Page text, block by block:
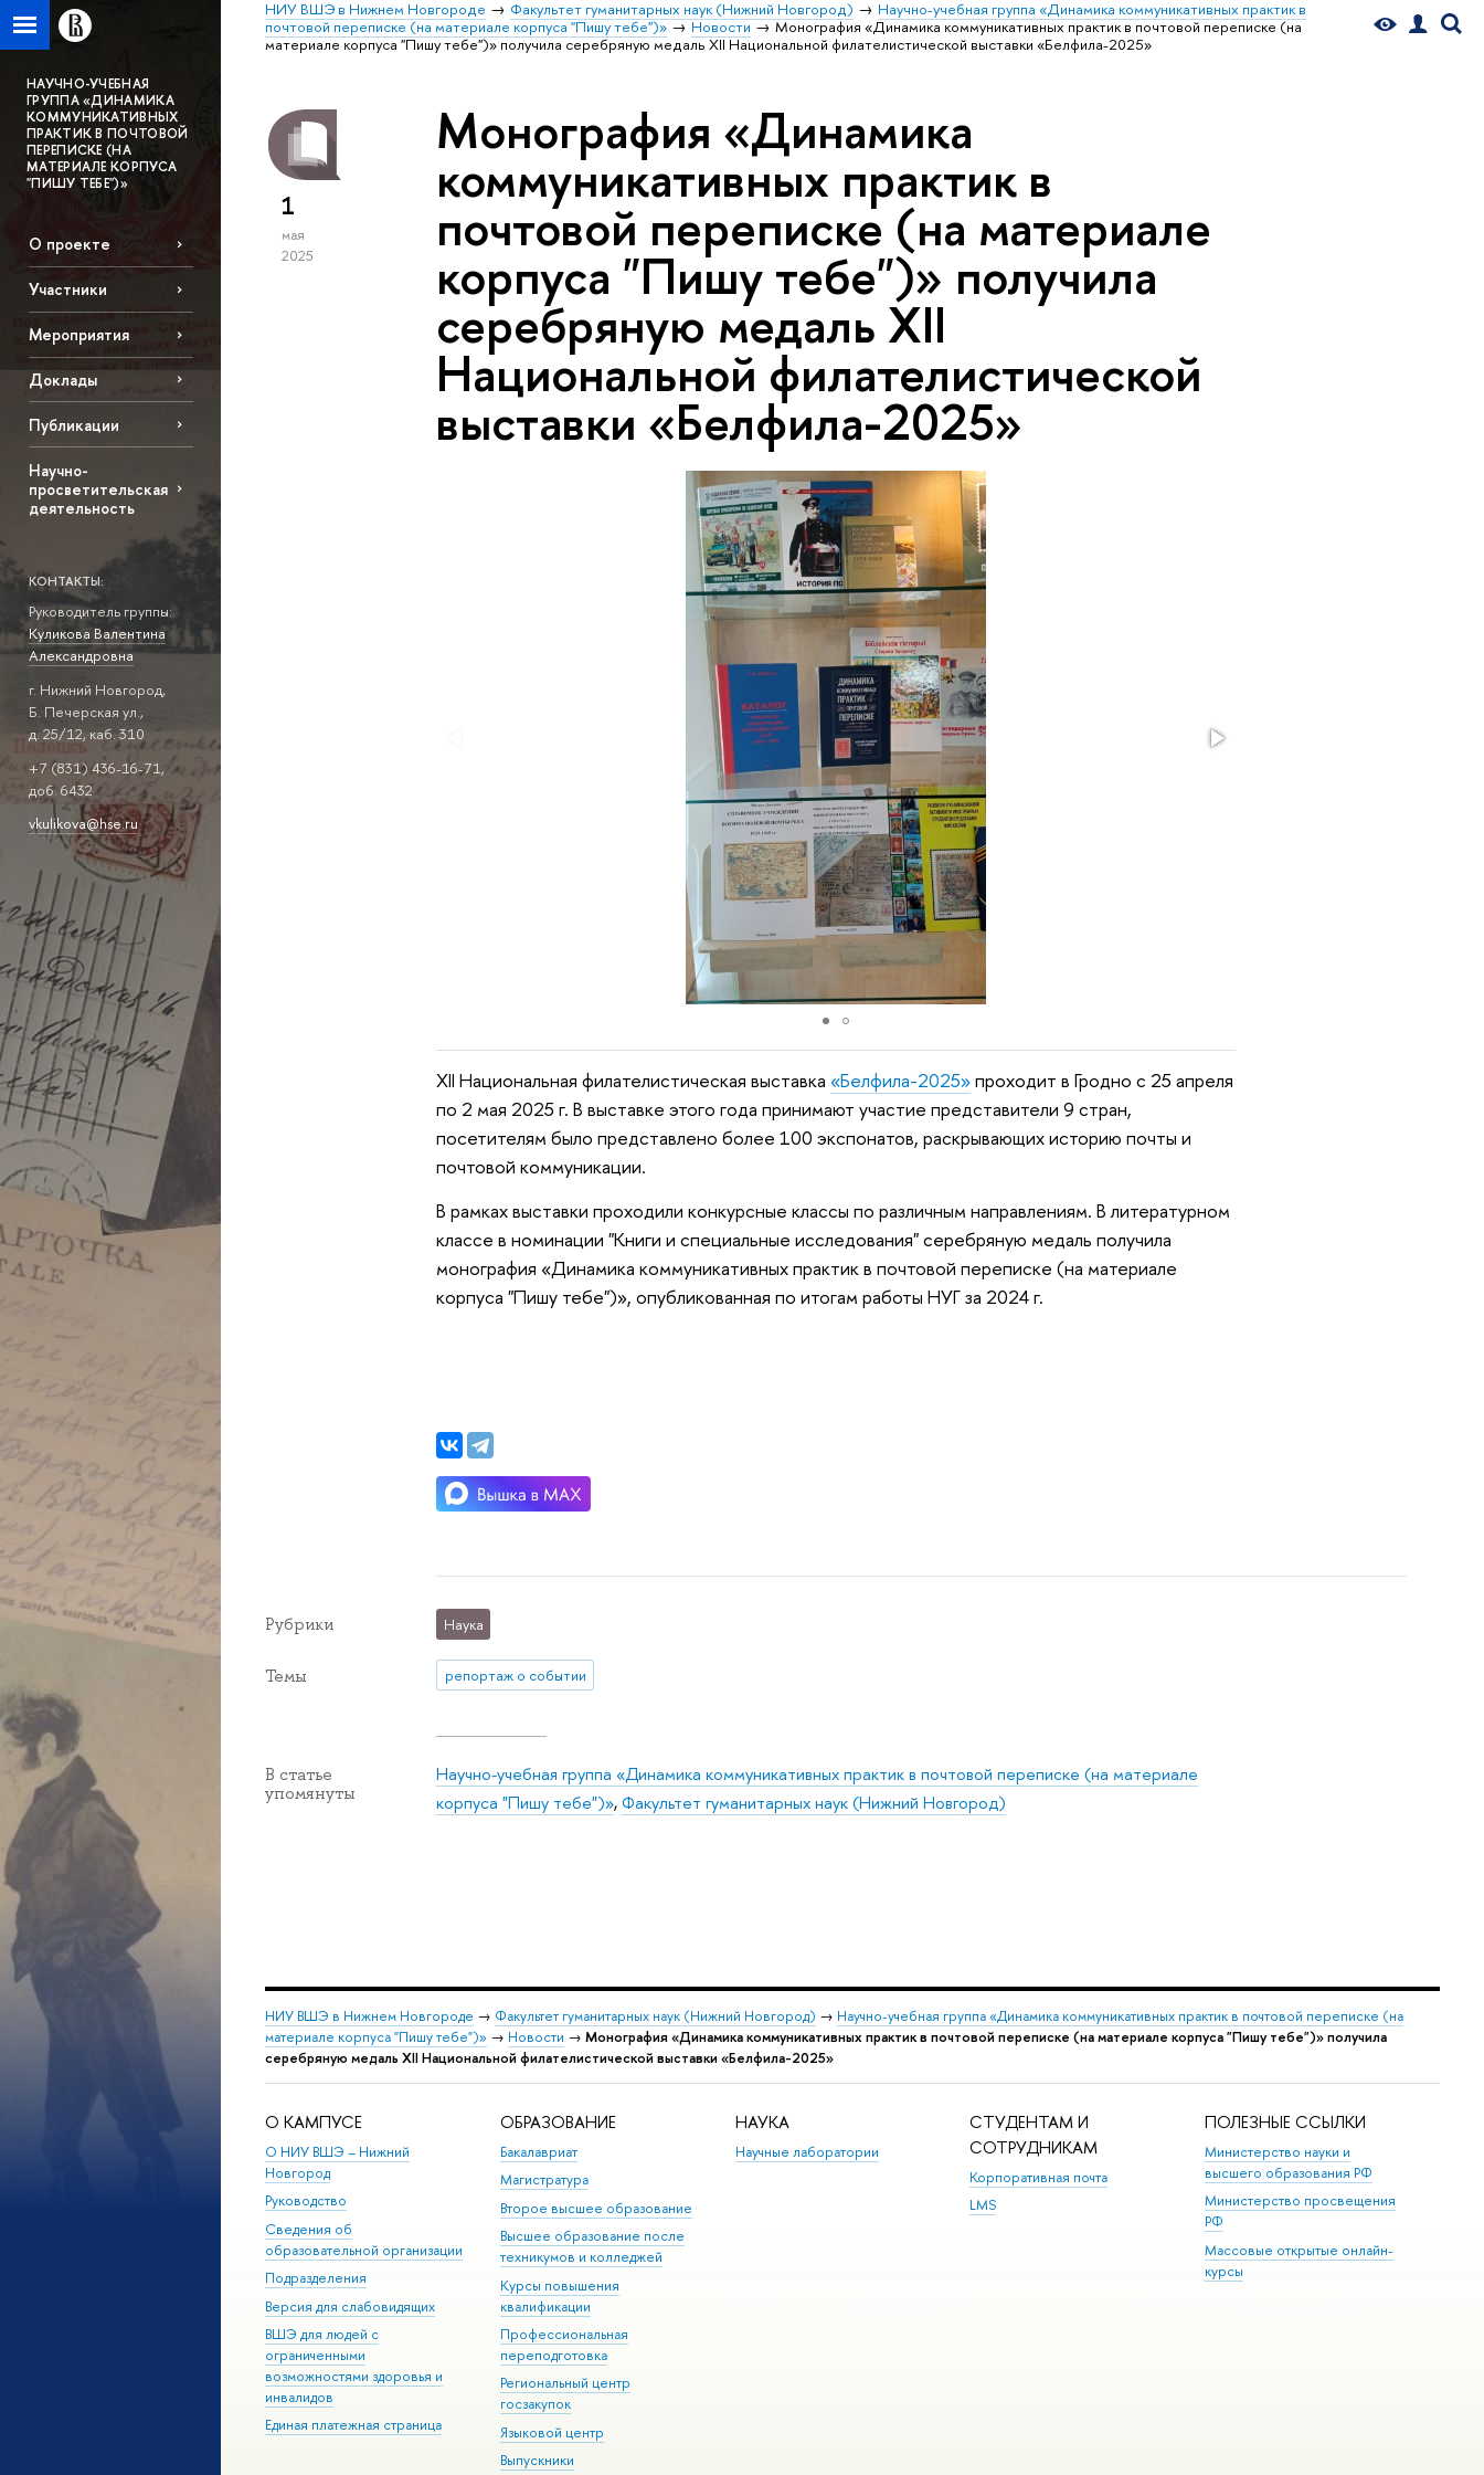
НИУ ВШЭ в Нижнем Новгороде Факультет гуманитарных наук (Нижний Новгород)
Научно-учебная группа «Динамика коммуникативных практик в
почтовой переписке (на материале корпуса "Пишу тебе")»
Новости
Монография «Динамика коммуникативных практик в почтовой переписке (на
материале корпуса "Пишу тебе")» получила серебряную медаль XII Национальной филателистической выставки «Белфила-2025»
НАУЧНО-УЧЕБНАЯ
ГРУППА «ДИНАМИКА
КОММУНИКАТИВНЫХ
ПРАКТИК В ПОЧТОВОЙ
ПЕРЕПИСКЕ (НА
МАТЕРИАЛЕ КОРПУСА
"ПИШУ ТЕБЕ")»
О проекте
Участники
Мероприятия
Доклады
Публикации
Научно-
просветительская
деятельность
КОНТАКТЫ:
Руководитель группы:
Куликова Валентина
Александровна
г. Нижний Новгород,
Б. Печерская ул.,
д. 25/12, каб. 310
+7 (831) 436-16-71,
доб. 6432
vkulikova@hse.ru
1
мая
2025
Монография «Динамика
коммуникативных практик в
почтовой переписке (на материале
корпуса "Пишу тебе")» получила
серебряную медаль XII
Национальной филателистической
выставки «Белфила-2025»
XII Национальная филателистическая выставка «Белфила-2025»проходит в Гродно с 25 апреля
по 2 мая 2025 г. В выставке этого года принимают участие представители 9 стран,
посетителям было представлено более 100 экспонатов, раскрывающих историю почты и
почтовой коммуникации.
В рамках выставки проходили конкурсные классы по различным направлениям. В литературном
классе в номинации "Книги и специальные исследования" серебряную медаль получила
монография «Динамика коммуникативных практик в почтовой переписке (на материале
корпуса "Пишу тебе")», опубликованная по итогам работы НУГ за 2024 г.
Рубрики Наука
Темы репортаж о событии
В статье
упомянуты
Научно-учебная группа «Динамика коммуникативных практик в почтовой переписке (на материале
корпуса "Пишу тебе")»,Факультет гуманитарных наук (Нижний Новгород)
НИУ ВШЭ в Нижнем Новгороде → Факультет гуманитарных наук (Нижний Новгород) → Научно-учебная группа «Динамика коммуникативных практик в почтовой переписке (на
материале корпуса "Пишу тебе")» → Новости → Монография «Динамика коммуникативных практик в почтовой переписке (на материале корпуса "Пишу тебе")» получила
серебряную медаль XII Национальной филателистической выставки «Белфила-2025»
О КАМПУСЕ
О НИУ ВШЭ – Нижний
Новгород
Руководство
Сведения об
образовательной организации
Подразделения
Версия для слабовидящих
ВШЭ для людей с
ограниченными
возможностями здоровья и
инвалидов
Единая платежная страница
ОБРАЗОВАНИЕ
Бакалавриат
Магистратура
Второе высшее образование
Высшее образование после
техникумов и колледжей
Курсы повышения
квалификации
Профессиональная
переподготовка
Региональный центр
госзакупок
Языковой центр
Выпускники
НАУКА
Научные лаборатории
СТУДЕНТАМ И
СОТРУДНИКАМ
Корпоративная почта
LMS
ПОЛЕЗНЫЕ ССЫЛКИ
Министерство науки и
высшего образования РФ
Министерство просвещения
РФ
Массовые открытые онлайн-
курсы